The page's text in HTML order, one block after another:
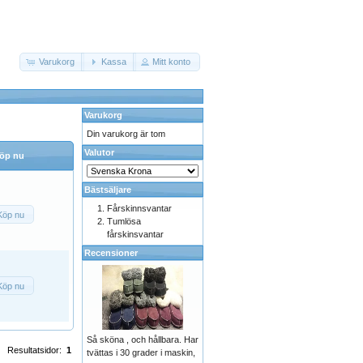
Varukorg Kassa Mitt konto
nu
nu
nu
Resultatsidor: 1
Varukorg
Din varukorg är tom
Valutor
Bästsäljare
Fårskinnsvantar
Tumlösa
fårskinsvantar
Recensioner
Så sköna , och hållbara. Har
tvättas i 30 grader i maskin,